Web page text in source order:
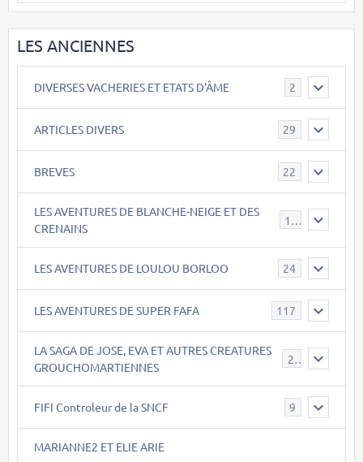
LES ANCIENNES
DIVERSES VACHERIES ET ETATS D'ÂME 2
ARTICLES DIVERS 29
BREVES 22
LES AVENTURES DE BLANCHE-NEIGE ET DES
CRENAINS
17
LES AVENTURES DE LOULOU BORLOO 24
LES AVENTURES DE SUPER FAFA 117
LA SAGA DE JOSE, EVA ET AUTRES CREATURES
GROUCHOMARTIENNES
26
FIFI Controleur de la SNCF 9
MARIANNE2 ET ELIE ARIE